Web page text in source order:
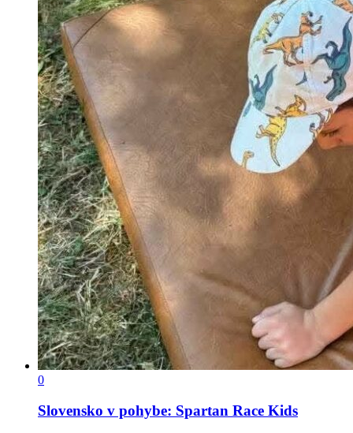
0
Slovensko v pohybe: Spartan Race Kids